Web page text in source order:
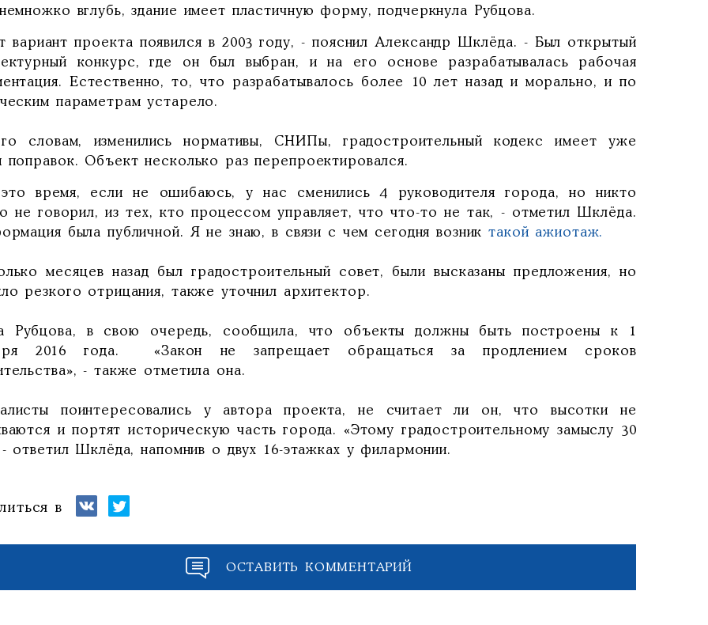
вглубь, здание имеет пластичную форму, подчеркнула Рубцова.
вариант проекта появился в 2003 году, - пояснил Александр Шклёда. - Был открытый
конкурс, где он был выбран, и на его основе разрабатывалась рабочая
Естественно, то, что разрабатывалось более 10 лет назад и морально, и по
параметрам устарело.
словам, изменились нормативы, СНИПы, градостроительный кодекс имеет уже
поправок. Объект несколько раз перепроектировался.
время, если не ошибаюсь, у нас сменились 4 руководителя города, но никто
не говорил, из тех, кто процессом управляет, что что-то не так, - отметил Шклёда.
была публичной. Я не знаю, в связи с чем сегодня возниктакой ажиотаж.
месяцев назад был градостроительный совет, были высказаны предложения, но
резкого отрицания, также уточнил архитектор.
Рубцова, в свою очередь, сообщила, что объекты должны быть построены к 1
2016 года. «Закон не запрещает обращаться за продлением сроков
- также отметила она.
поинтересовались у автора проекта, не считает ли он, что высотки не
и портят историческую часть города. «Этому градостроительному замыслу 30
- ответил Шклёда, напомнив о двух 16-этажках у филармонии.
в
ОСТАВИТЬ КОММЕНТАРИЙ